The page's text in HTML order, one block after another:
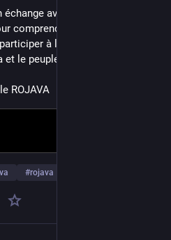
avec le collectif
comprendre la situation
à la solidarité
le peuple Kurde.
ROJAVA
#rojava